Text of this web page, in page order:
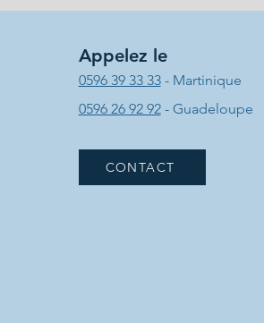
Appelez le
0596 39 33 33- Martinique
0596 26 92 92- Guadeloupe
CONTACT